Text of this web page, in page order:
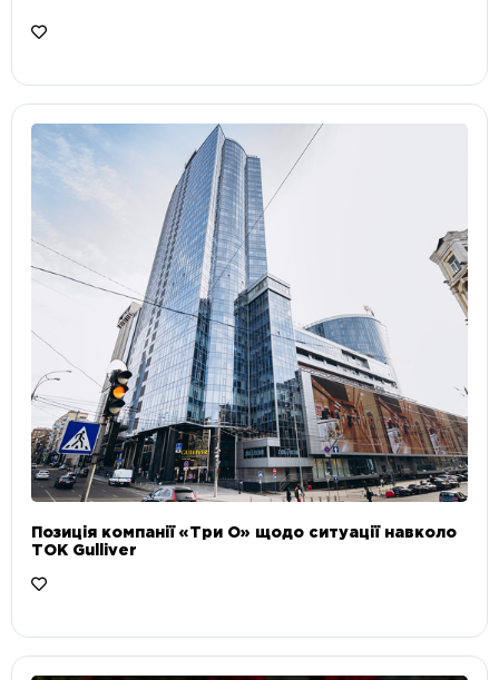
Позиція компанії «Три О» щодо ситуації навколо
ТОК Gulliver